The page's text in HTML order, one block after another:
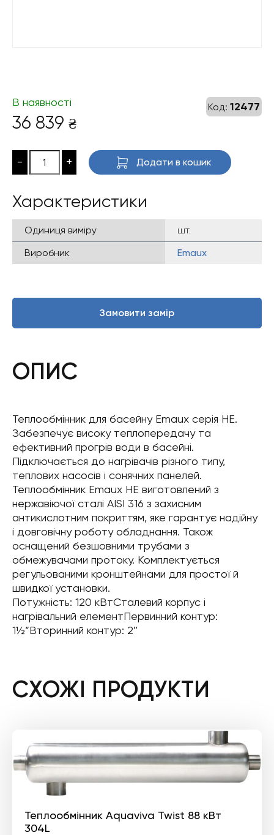
Код: 12477
В наявності
36 839 ₴
- + Додати в кошик
Характеристики
Одиниця виміру
шт.
Виробник
Emaux
Замовити замір
ОПИС
Теплообмінник для басейну Emaux серія HE.
Забезпечує високу теплопередачу та
ефективний прогрів води в басейні.
Підключається до нагрівачів різного типу,
теплових насосів і сонячних панелей.
Теплообмінник Emaux HE виготовлений з
нержавіючої сталі AISI 316 з захисним
антикислотним покриттям, яке гарантує надійну
і довговічну роботу обладнання. Також
оснащений безшовними трубами з
обмежувачами протоку. Комплектується
регульованими кронштейнами для простої й
швидкої установки.
Потужність: 120 кВтСталевий корпус і
нагрівальний елементПервинний контур:
1½”Вторинний контур: 2″
СХОЖІ ПРОДУКТИ
Теплообмінник Aquaviva Twist 88 кВт
304L